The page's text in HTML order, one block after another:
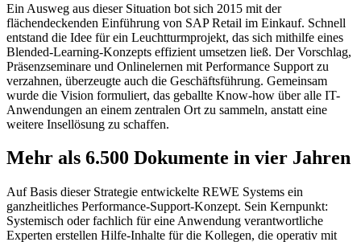
Ein Ausweg aus dieser Situation bot sich 2015 mit der
flächendeckenden Einführung von SAP Retail im Einkauf. Schnell
entstand die Idee für ein Leuchtturmprojekt, das sich mithilfe eines
Blended-Learning-Konzepts effizient umsetzen ließ. Der Vorschlag,
Präsenzseminare und Onlinelernen mit Performance Support zu
verzahnen, überzeugte auch die Geschäftsführung. Gemeinsam
wurde die Vision formuliert, das geballte Know-how über alle IT-
Anwendungen an einem zentralen Ort zu sammeln, anstatt eine
weitere Insellösung zu schaffen.
Mehr als 6.500 Dokumente in vier Jahren
Auf Basis dieser Strategie entwickelte REWE Systems ein
ganzheitliches Performance-Support-Konzept. Sein Kernpunkt:
Systemisch oder fachlich für eine Anwendung verantwortliche
Experten erstellen Hilfe-Inhalte für die Kollegen, die operativ mit